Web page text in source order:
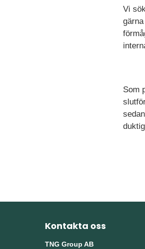
Vi
Som
Kontakta oss
TNG Group AB